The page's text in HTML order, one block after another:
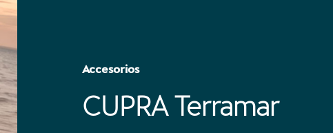
Accesorios
CUPRA Terramar